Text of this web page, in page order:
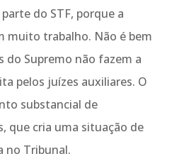
do STF, porque a
muito trabalho. Não é bem
do Supremo não fazem a
pelos juízes auxiliares. O
substancial de
que cria uma situação de
no Tribunal.